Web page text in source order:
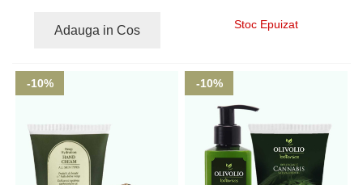
Adauga in Cos Stoc Epuizat
-10% -10%